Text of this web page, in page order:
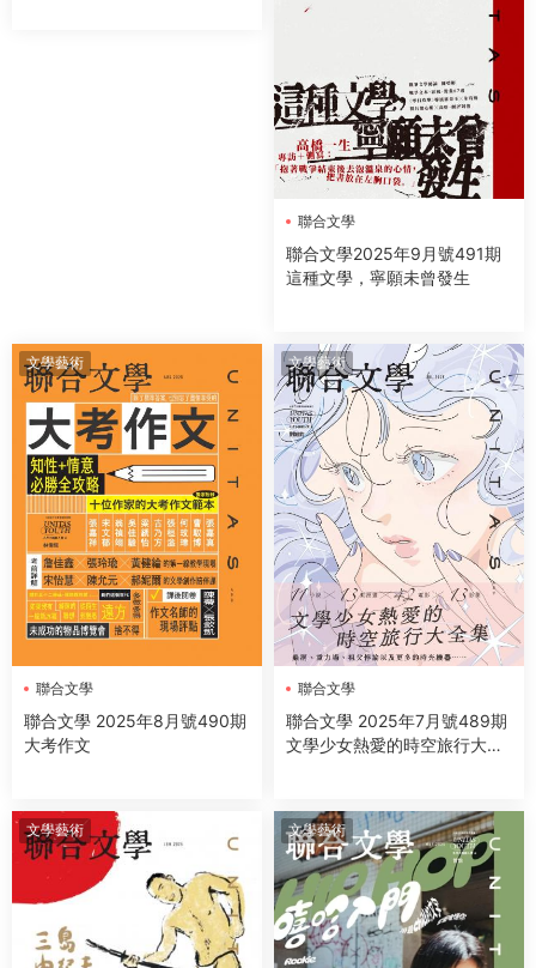
聯合文學
聯合文學2025年9月號491期
這種文學，寧願未曾發生
文學藝術
聯合文學
聯合文學 2025年8月號490期
大考作文
文學藝術
聯合文學
聯合文學 2025年7月號489期
文學少女熱愛的時空旅行大全
文學藝術 文學藝術